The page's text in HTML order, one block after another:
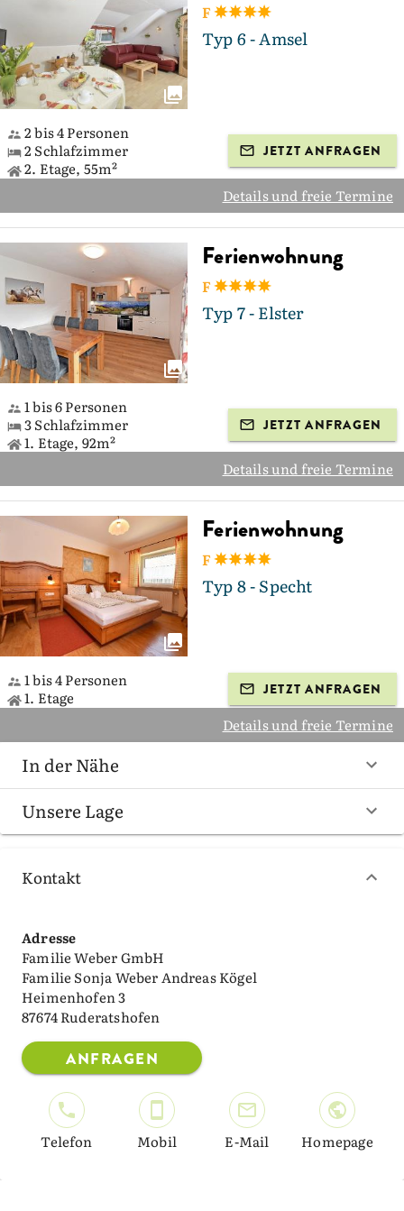
F
Typ 6 - Amsel
2 bis 4 Personen
2 Schlafzimmer
2. Etage, 55m²
JETZT ANFRAGEN
Details und freie Termine
Ferienwohnung
F
Typ 7 - Elster
1 bis 6 Personen
3 Schlafzimmer
1. Etage, 92m²
JETZT ANFRAGEN
Details und freie Termine
Ferienwohnung
F
Typ 8 - Specht
1 bis 4 Personen
1. Etage
JETZT ANFRAGEN
Details und freie Termine
In der Nähe
Unsere Lage
Kontakt
Adresse
Familie Weber GmbH
Familie Sonja Weber Andreas Kögel
Heimenhofen 3
87674 Ruderatshofen
ANFRAGEN
Telefon Mobil E-Mail Homepage